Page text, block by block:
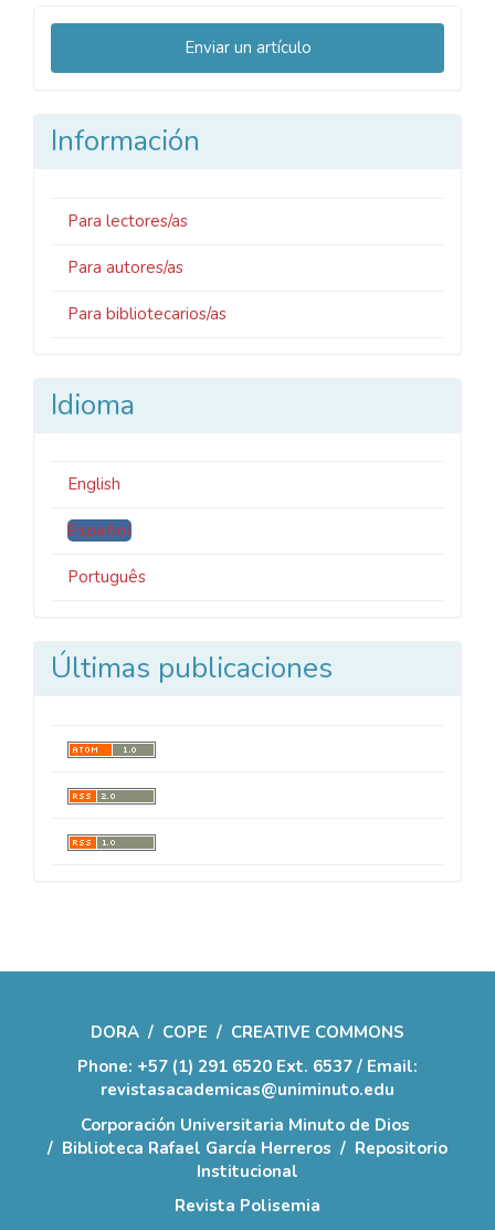
Enviar
un
artículo
Enviar un artículo
Información
Para lectores/as
Para autores/as
Para bibliotecarios/as
Idioma
English
Español
Português
Últimas publicaciones
DORA / COPE / CREATIVE COMMONS
Phone: +57 (1) 291 6520 Ext. 6537 / Email:
revistasacademicas@uniminuto.edu
Corporación Universitaria Minuto de Dios
/ Biblioteca Rafael García Herreros / Repositorio
Institucional
Revista Polisemia